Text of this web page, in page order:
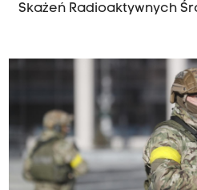
Skażeń Radioaktywnych